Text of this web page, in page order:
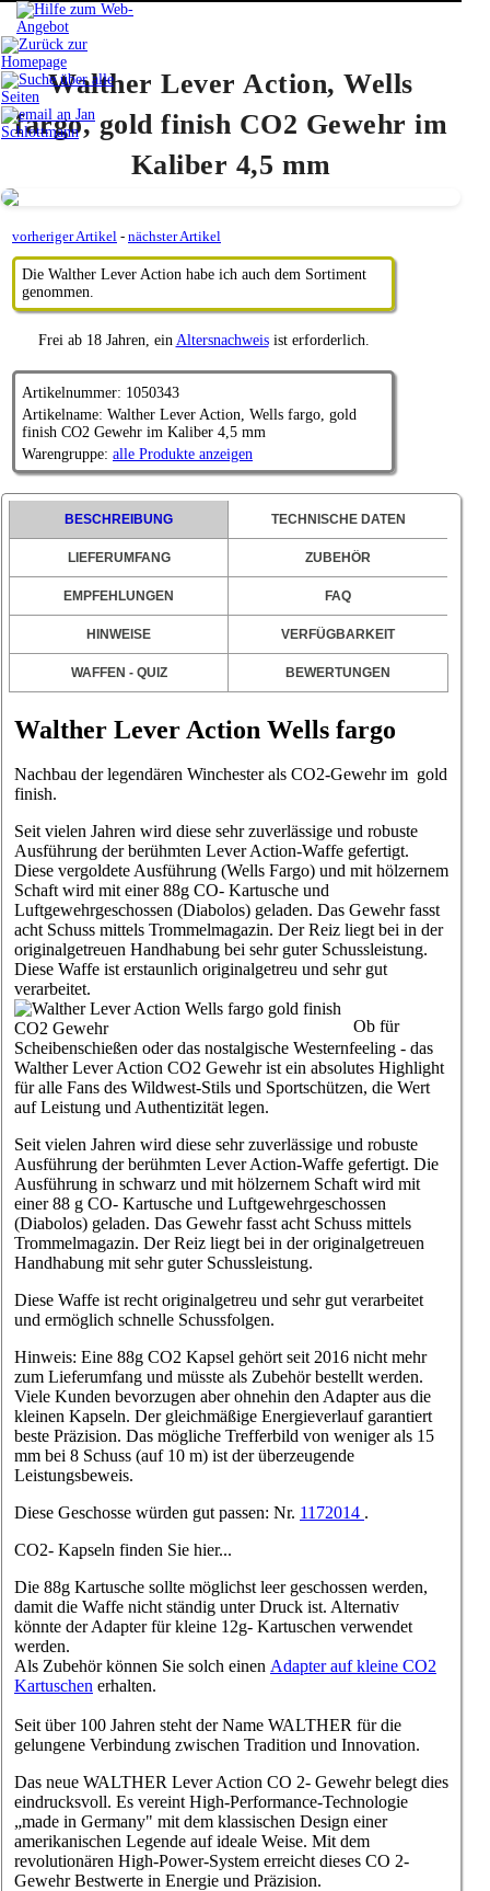
Walther Lever Action, Wells
fargo, gold finish CO2 Gewehr im
Kaliber 4,5 mm
vorheriger Artikel - nächster Artikel
Die Walther Lever Action habe ich auch dem Sortiment
genommen.
Frei ab 18 Jahren, ein Altersnachweisist erforderlich.
Artikelnummer: 1050343
Artikelname: Walther Lever Action, Wells fargo, gold
finish CO2 Gewehr im Kaliber 4,5 mm
Warengruppe: alle Produkte anzeigen
BESCHREIBUNG TECHNISCHE DATEN
LIEFERUMFANG ZUBEHÖR
EMPFEHLUNGEN FAQ
HINWEISE VERFÜGBARKEIT
WAFFEN - QUIZ BEWERTUNGEN
Walther Lever Action Wells fargo
Nachbau der legendären Winchester als CO2-Gewehr im gold
finish.
Seit vielen Jahren wird diese sehr zuverlässige und robuste
Ausführung der berühmten Lever Action-Waffe gefertigt.
Diese vergoldete Ausführung (Wells Fargo) und mit hölzernem
Schaft wird mit einer 88g CO- Kartusche und
Luftgewehrgeschossen (Diabolos) geladen. Das Gewehr fasst
acht Schuss mittels Trommelmagazin. Der Reiz liegt bei in der
originalgetreuen Handhabung bei sehr guter Schussleistung.
Diese Waffe ist erstaunlich originalgetreu und sehr gut
verarbeitet.
Ob für
Scheibenschießen oder das nostalgische Westernfeeling - das
Walther Lever Action CO2 Gewehr ist ein absolutes Highlight
für alle Fans des Wildwest-Stils und Sportschützen, die Wert
auf Leistung und Authentizität legen.
Seit vielen Jahren wird diese sehr zuverlässige und robuste
Ausführung der berühmten Lever Action-Waffe gefertigt. Die
Ausführung in schwarz und mit hölzernem Schaft wird mit
einer 88 g CO- Kartusche und Luftgewehrgeschossen
(Diabolos) geladen. Das Gewehr fasst acht Schuss mittels
Trommelmagazin. Der Reiz liegt bei in der originalgetreuen
Handhabung mit sehr guter Schussleistung.
Diese Waffe ist recht originalgetreu und sehr gut verarbeitet
und ermöglich schnelle Schussfolgen.
Hinweis: Eine 88g CO2 Kapsel gehört seit 2016 nicht mehr
zum Lieferumfang und müsste als Zubehör bestellt werden.
Viele Kunden bevorzugen aber ohnehin den Adapter aus die
kleinen Kapseln. Der gleichmäßige Energieverlauf garantiert
beste Präzision. Das mögliche Trefferbild von weniger als 15
mm bei 8 Schuss (auf 10 m) ist der überzeugende
Leistungsbeweis.
Diese Geschosse würden gut passen: Nr. 1172014 .
CO2- Kapseln finden Sie hier...
Die 88g Kartusche sollte möglichst leer geschossen werden,
damit die Waffe nicht ständig unter Druck ist. Alternativ
könnte der Adapter für kleine 12g- Kartuschen verwendet
werden.
Als Zubehör können Sie solch einen Adapter auf kleine CO2
Kartuschen erhalten.
Seit über 100 Jahren steht der Name WALTHER für die
gelungene Verbindung zwischen Tradition und Innovation.
Das neue WALTHER Lever Action CO 2- Gewehr belegt dies
eindrucksvoll. Es vereint High-Performance-Technologie
„made in Germany" mit dem klassischen Design einer
amerikanischen Legende auf ideale Weise. Mit dem
revolutionären High-Power-System erreicht dieses CO 2-
Gewehr Bestwerte in Energie und Präzision.